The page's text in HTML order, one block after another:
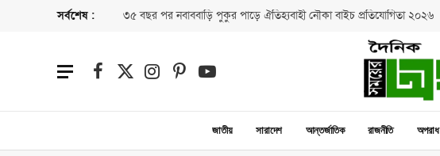
সর্বশেষ : ৩৫ বছর পর নবাববাড়ি পুকুর পাড়ে ঐতিহ্যবাহী নৌকা বাইচ প্রতিযোগিতা ২০২৬
Facebook
X
Instagram
PinterestYouTube
জাতীয় সারাদেশ আন্তর্জাতিক রাজনীতি অপরাধ